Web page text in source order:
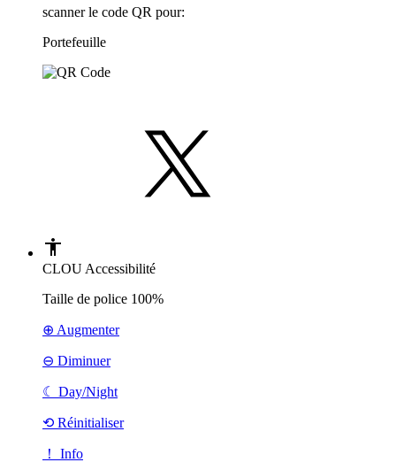
scanner le code QR pour:
Portefeuille
CLOU Accessibilité
Taille de police 100%
⊕ Augmenter
⊖ Diminuer
☾ Day/Night
⟲ Réinitialiser
！ Info